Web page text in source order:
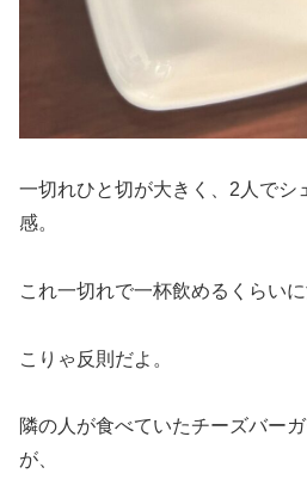
一切れひと切が大きく、2人でシ
感。
これ一切れで一杯飲めるくらいに
こりゃ反則だよ。
隣の人が食べていたチーズバー
が、